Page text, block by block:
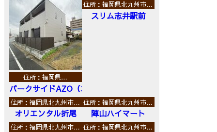
住所：福岡県…
パークサイドAZO（エーゼットオー）
住所：福岡県北九州市…
スリム志井駅前
住所：福岡県北九州市…
オリエンタル折尾
住所：福岡県北九州市…
陣山ハイマート
住所：福岡県北九州市… 住所：福岡県北九州市…